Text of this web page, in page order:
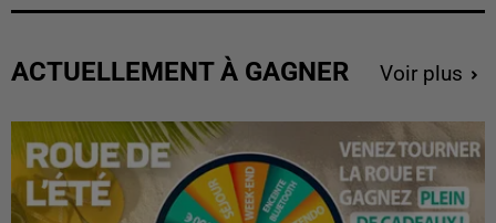
ACTUELLEMENT À GAGNER Voir plus